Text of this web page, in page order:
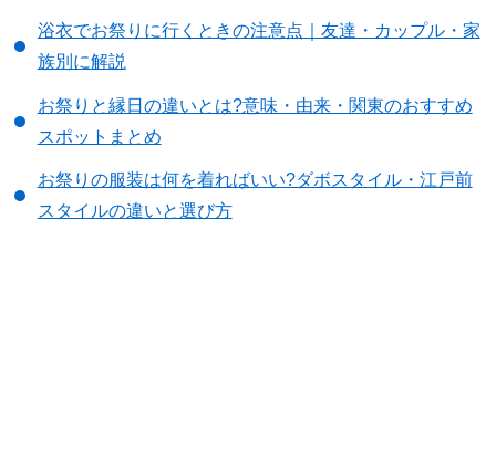
浴衣でお祭りに行くときの注意点｜友達・カップル・家
族別に解説
お祭りと縁日の違いとは?意味・由来・関東のおすすめ
スポットまとめ
お祭りの服装は何を着ればいい?ダボスタイル・江戸前
スタイルの違いと選び方